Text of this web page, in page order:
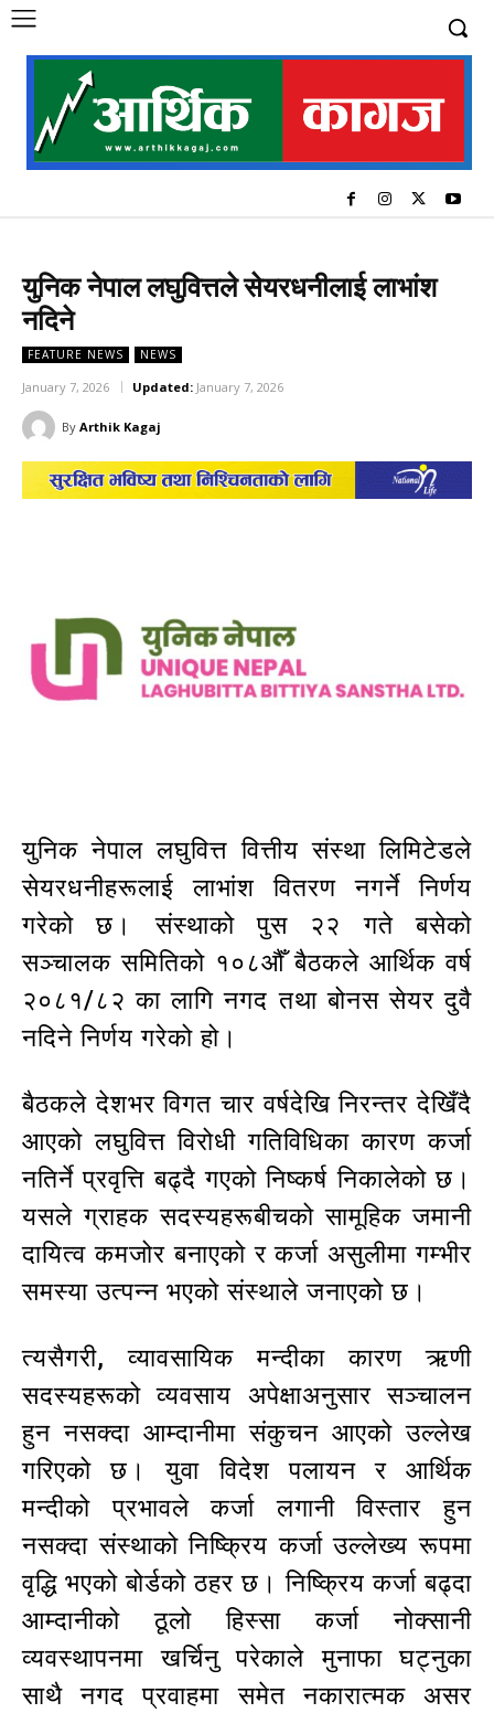
युनिक नेपाल लघुवित्तले सेयरधनीलाई लाभांश
नदिने
FEATURE NEWS NEWS
January 7, 2026 Updated: January 7, 2026
By Arthik Kagaj
युनिक नेपाल लघुवित्त वित्तीय संस्था लिमिटेडले
सेयरधनीहरूलाई लाभांश वितरण नगर्ने निर्णय
गरेको छ। संस्थाको पुस २२ गते बसेको
सञ्चालक समितिको १०८औँ बैठकले आर्थिक वर्ष
२०८१/८२ का लागि नगद तथा बोनस सेयर दुवै
नदिने निर्णय गरेको हो।
बैठकले देशभर विगत चार वर्षदेखि निरन्तर देखिँदै
आएको लघुवित्त विरोधी गतिविधिका कारण कर्जा
नतिर्ने प्रवृत्ति बढ्दै गएको निष्कर्ष निकालेको छ।
यसले ग्राहक सदस्यहरूबीचको सामूहिक जमानी
दायित्व कमजोर बनाएको र कर्जा असुलीमा गम्भीर
समस्या उत्पन्न भएको संस्थाले जनाएको छ।
त्यसैगरी, व्यावसायिक मन्दीका कारण ऋणी
सदस्यहरूको व्यवसाय अपेक्षाअनुसार सञ्चालन
हुन नसक्दा आम्दानीमा संकुचन आएको उल्लेख
गरिएको छ। युवा विदेश पलायन र आर्थिक
मन्दीको प्रभावले कर्जा लगानी विस्तार हुन
नसक्दा संस्थाको निष्क्रिय कर्जा उल्लेख्य रूपमा
वृद्धि भएको बोर्डको ठहर छ। निष्क्रिय कर्जा बढ्दा
आम्दानीको ठूलो हिस्सा कर्जा नोक्सानी
व्यवस्थापनमा खर्चिनु परेकाले मुनाफा घट्नुका
साथै नगद प्रवाहमा समेत नकारात्मक असर